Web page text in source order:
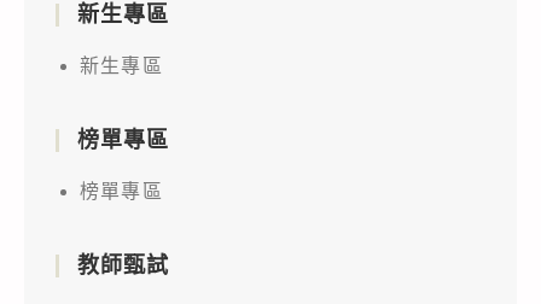
新生專區
新生專區
榜單專區
榜單專區
教師甄試